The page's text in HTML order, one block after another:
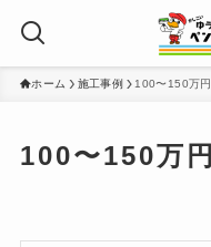
ホーム 施工事例 100〜150万円
100〜150万円